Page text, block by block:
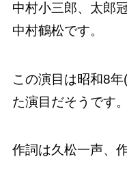
中村小三郎、太郎
中村鶴松です。
この演目は昭和8
た演目だそうです。
作詞は久松一声、